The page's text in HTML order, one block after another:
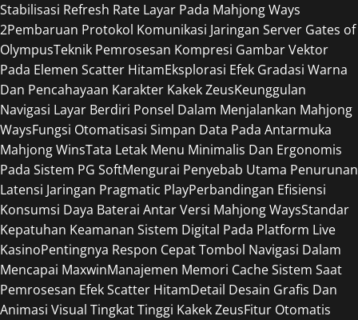
Stabilisasi Refresh Rate Layar Pada Mahjong Ways
2Pembaruan Protokol Komunikasi Jaringan Server Gates of
OlympusTeknik Pemrosesan Kompresi Gambar Vektor
Pada Elemen Scatter HitamEksplorasi Efek Gradasi Warna
Dan Pencahayaan Karakter Kakek ZeusKeunggulan
Navigasi Layar Berdiri Ponsel Dalam Menjalankan Mahjong
WaysFungsi Otomatisasi Simpan Data Pada Antarmuka
Mahjong WinsTata Letak Menu Minimalis Dan Ergonomis
Pada Sistem PG SoftMengurai Penyebab Utama Penurunan
Latensi Jaringan Pragmatic PlayPerbandingan Efisiensi
Konsumsi Daya Baterai Antar Versi Mahjong WaysStandar
Kepatuhan Keamanan Sistem Digital Pada Platform Live
KasinoPentingnya Respon Cepat Tombol Navigasi Dalam
Mencapai MaxwinManajemen Memori Cache Sistem Saat
Pemrosesan Efek Scatter HitamDetail Desain Grafis Dan
Animasi Visual Tingkat Tinggi Kakek ZeusFitur Otomatis